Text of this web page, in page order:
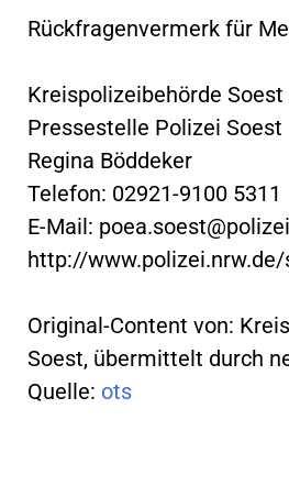
Rückfragenvermerk für
Kreispolizeibehörde Soest
Pressestelle Polizei Soest
Regina Böddeker
Telefon: 02921-9100 5311
E-Mail:
http://
Original-Content von:
Soest, übermittelt durch
Quelle: ots